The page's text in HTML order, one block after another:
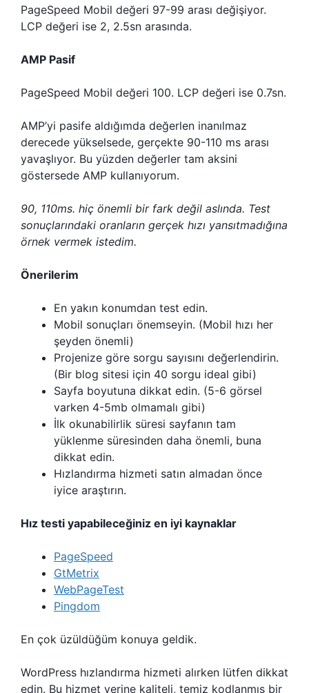
PageSpeed Mobil değeri 97-99 arası değişiyor.
LCP değeri ise 2, 2.5sn arasında.
AMP Pasif
PageSpeed Mobil değeri 100. LCP değeri ise 0.7sn.
AMP’yi pasife aldığımda değerlen inanılmaz
derecede yükselsede, gerçekte 90-110 ms arası
yavaşlıyor. Bu yüzden değerler tam aksini
göstersede AMP kullanıyorum.
90, 110ms. hiç önemli bir fark değil aslında. Test
sonuçlarındaki oranların gerçek hızı yansıtmadığına
örnek vermek istedim.
Önerilerim
En yakın konumdan test edin.
Mobil sonuçları önemseyin. (Mobil hızı her
şeyden önemli)
Projenize göre sorgu sayısını değerlendirin.
(Bir blog sitesi için 40 sorgu ideal gibi)
Sayfa boyutuna dikkat edin. (5-6 görsel
varken 4-5mb olmamalı gibi)
İlk okunabilirlik süresi sayfanın tam
yüklenme süresinden daha önemli, buna
dikkat edin.
Hızlandırma hizmeti satın almadan önce
iyice araştırın.
Hız testi yapabileceğiniz en iyi kaynaklar
PageSpeed
GtMetrix
WebPageTest
Pingdom
En çok üzüldüğüm konuya geldik.
WordPress hızlandırma hizmeti alırken lütfen dikkat
edin. Bu hizmet yerine kaliteli, temiz kodlanmış bir